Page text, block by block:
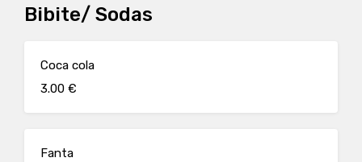
Bibite/ Sodas
Coca cola
3.00 €
Fanta